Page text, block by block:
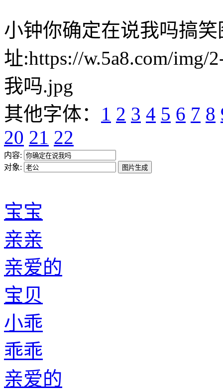
小钟你确定在说我吗搞笑
址:https://w.5a8.com/img/
我吗.jpg
其他字体： 1 2 3 4 5 6 7 8
20 21 22
内容:
对象:
宝宝
亲亲
亲爱的
宝贝
小乖
乖乖
亲爱的